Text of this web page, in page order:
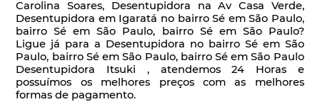
Carolina Soares, Desentupidora na Av Casa Verde,
Desentupidora em Igaratá no bairro Sé em São Paulo,
bairro Sé em São Paulo, bairro Sé em São Paulo?
Ligue já para a Desentupidora no bairro Sé em São
Paulo, bairro Sé em São Paulo, bairro Sé em São Paulo
Desentupidora Itsuki , atendemos 24 Horas e
possuímos os melhores preços com as melhores
formas de pagamento.